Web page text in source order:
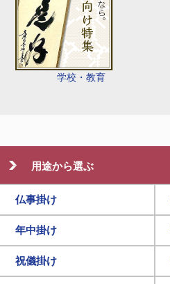
学校・教育
用途から選ぶ
仏事掛け
年中掛け
祝儀掛け